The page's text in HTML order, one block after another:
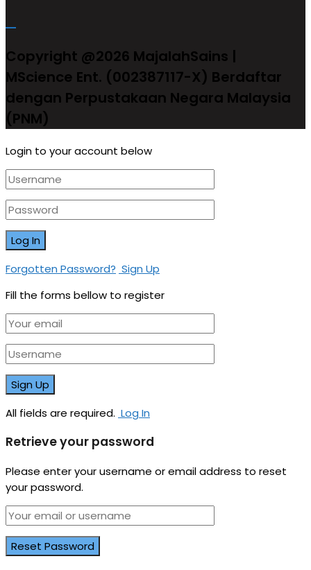
Copyright @2026 MajalahSains |
MScience Ent. (002387117-X) Berdaftar
dengan Perpustakaan Negara Malaysia
(PNM)
Login to your account below
Forgotten Password? Sign Up
Fill the forms bellow to register
All fields are required. Log In
Retrieve your password
Please enter your username or email address to reset
your password.